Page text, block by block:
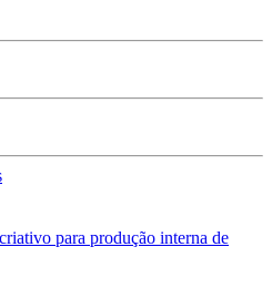
para produção interna de